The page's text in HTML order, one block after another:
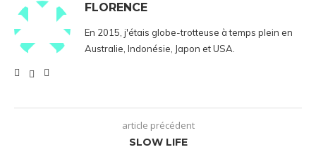
FLORENCE
En 2015, j'étais globe-trotteuse à temps plein en
Australie, Indonésie, Japon et USA.
article précédent
SLOW LIFE